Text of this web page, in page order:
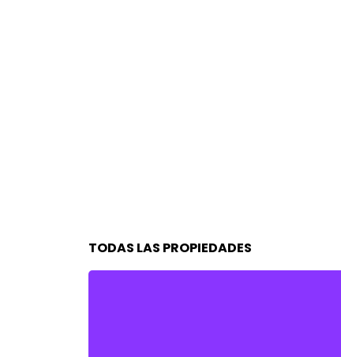
TODAS LAS PROPIEDADES